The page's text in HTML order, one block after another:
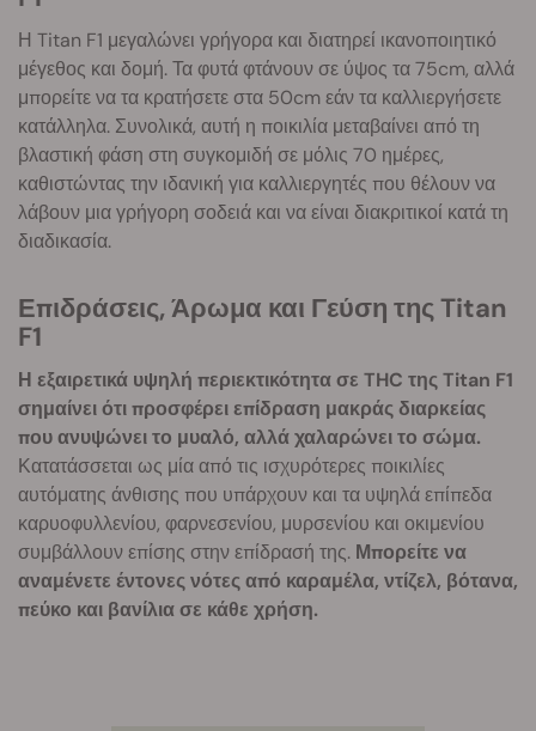
Η Titan F1 μεγαλώνει γρήγορα και διατηρεί ικανοποιητικό
μέγεθος και δομή. Τα φυτά φτάνουν σε ύψος τα 75cm, αλλά
μπορείτε να τα κρατήσετε στα 50cm εάν τα καλλιεργήσετε
κατάλληλα. Συνολικά, αυτή η ποικιλία μεταβαίνει από τη
βλαστική φάση στη συγκομιδή σε μόλις 70 ημέρες,
καθιστώντας την ιδανική για καλλιεργητές που θέλουν να
λάβουν μια γρήγορη σοδειά και να είναι διακριτικοί κατά τη
διαδικασία.
Επιδράσεις, Άρωμα και Γεύση της Titan
F1
Η εξαιρετικά υψηλή περιεκτικότητα σε THC της Titan F1
σημαίνει ότι προσφέρει επίδραση μακράς διαρκείας
που ανυψώνει το μυαλό, αλλά χαλαρώνει το σώμα.
Κατατάσσεται ως μία από τις ισχυρότερες ποικιλίες
αυτόματης άνθισης που υπάρχουν και τα υψηλά επίπεδα
καρυοφυλλενίου, φαρνεσενίου, μυρσενίου και οκιμενίου
συμβάλλουν επίσης στην επίδρασή της. Μπορείτε να
αναμένετε έντονες νότες από καραμέλα, ντίζελ, βότανα,
πεύκο και βανίλια σε κάθε χρήση.